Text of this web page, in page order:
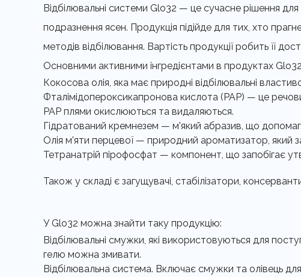
Відбілювальні системи Glo32 — це сучасне рішення для
подразнення ясен. Продукція підійде для тих, хто
методів відбілювання. Вартість продукції робить її
Основними активними інгредієнтами в продуктах
Кокосова олія, яка має природні відбілювальні
Фталімідопероксикапронова кислота (PAP) — це
PAP плями окислюються та видаляються.
Гідратований кремнезем — м'який абразив, що
Олія м'яти перцевої — природний ароматизатор, який
Тетранатрій пірофосфат — компонент, що запобігає
Також у складі є загущувачі, стабілізатори,
У Glo32 можна знайти таку продукцію:
Відбілювальні смужки, які використовуються для
гелю можна змивати.
Відбілювальна система. Включає смужки та олівець